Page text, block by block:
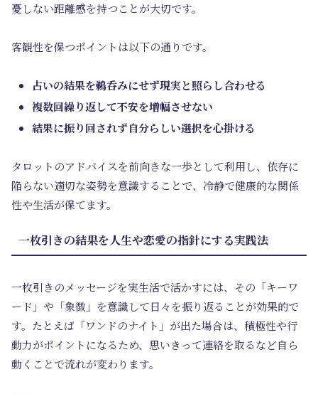
憂しない距離感を持つことが大切です。
客観性を保つポイントは以下の通りです。
占いの結果を鵜呑みにせず現実と照らし合わせる
複数回繰り返して不安を増幅させない
結果に振り回されず自分らしい選択を心掛ける
タロットのアドバイスを前向きな一歩として利用し、依存に
陥らない適切な姿勢を意識することで、冷静で健康的な関係
性や生活が保てます。
一枚引きの結果を人生や恋愛の指針にする実践法
一枚引きのメッセージを実生活で活かすには、その「キーワ
ード」や「象徴」を意識して日々を振り返ることが効果的で
す。たとえば「ワンドのナイト」が出た場合は、積極性や行
動力がポイントになるため、思いきって連絡を取るなど自ら
動くことで流れが変わります。